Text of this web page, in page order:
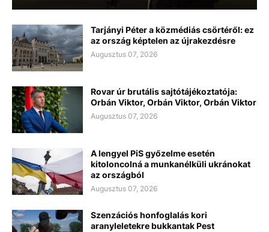
Tarjányi Péter a közmédiás csörtéről: ez
az ország képtelen az újrakezdésre
Augusztus 07, 2026
Rovar úr brutális sajtótájékoztatója:
Orbán Viktor, Orbán Viktor, Orbán Viktor
Augusztus 07, 2026
A lengyel PiS győzelme esetén
kitoloncolná a munkanélküli ukránokat
az országból
Augusztus 07, 2026
Szenzációs honfoglalás kori
aranyleletekre bukkantak Pest